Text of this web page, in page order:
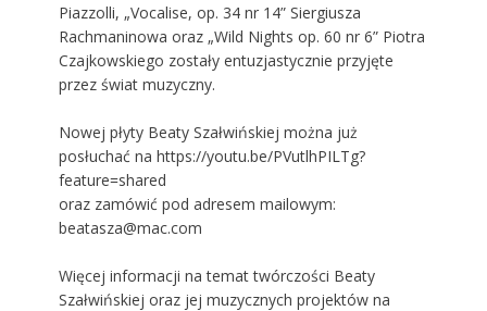
Piazzolli, „Vocalise, op. 34 nr 14” Siergiusza
Rachmaninowa oraz „Wild Nights op. 60 nr 6” Piotra
Czajkowskiego zostały entuzjastycznie przyjęte
przez świat muzyczny.
Nowej płyty Beaty Szałwińskiej można już
posłuchać na https://youtu.be/PVutlhPILTg?
feature=shared
oraz zamówić pod adresem mailowym:
beatasza@mac.com
Więcej informacji na temat twórczości Beaty
Szałwińskiej oraz jej muzycznych projektów na